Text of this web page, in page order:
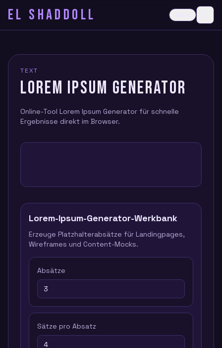
EL SHADDOLL
TEXT
LOREM IPSUM GENERATOR
Online-Tool Lorem Ipsum Generator für schnelle
Ergebnisse direkt im Browser.
Lorem-Ipsum-Generator-Werkbank
Erzeuge Platzhalterabsätze für Landingpages,
Wireframes und Content-Mocks.
Absätze
Sätze pro Absatz